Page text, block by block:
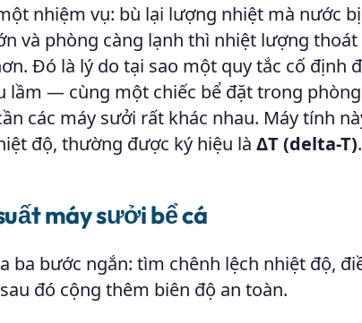
nhiệm vụ: bù lại lượng nhiệt mà nước
và phòng càng lạnh thì nhiệt lượng
Đó là lý do tại sao một quy tắc cố định
lầm — cùng một chiếc bể đặt trong
các máy sưởi rất khác nhau. Máy tính
độ, thường được ký hiệu là ΔT (delta-T).
máy sưởi bể cá
ba bước ngắn: tìm chênh lệch nhiệt độ,
đó cộng thêm biên độ an toàn.